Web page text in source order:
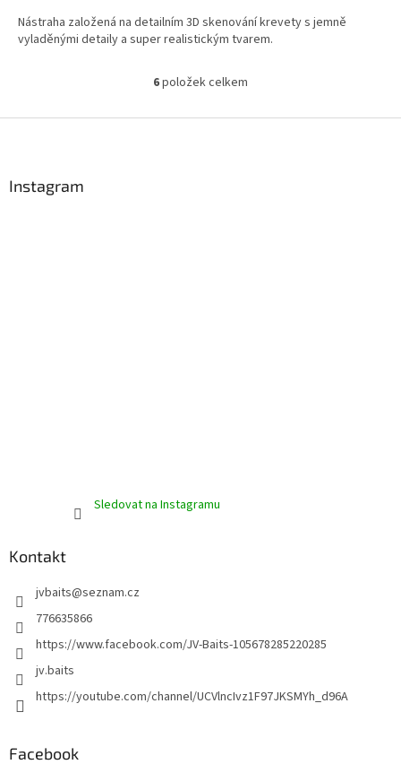
Nástraha založená na detailním 3D skenování krevety s jemně
vyladěnými detaily a super realistickým tvarem.
O
l
6položek celkem
Instagram
Sledovat na Instagramu
Kontakt
jvbaits@seznam.cz
776635866
https://www.facebook.com/JV-Baits-105678285220285
jv.baits
https://youtube.com/channel/UCVlncIvz1F97JKSMYh_d96A
Facebook